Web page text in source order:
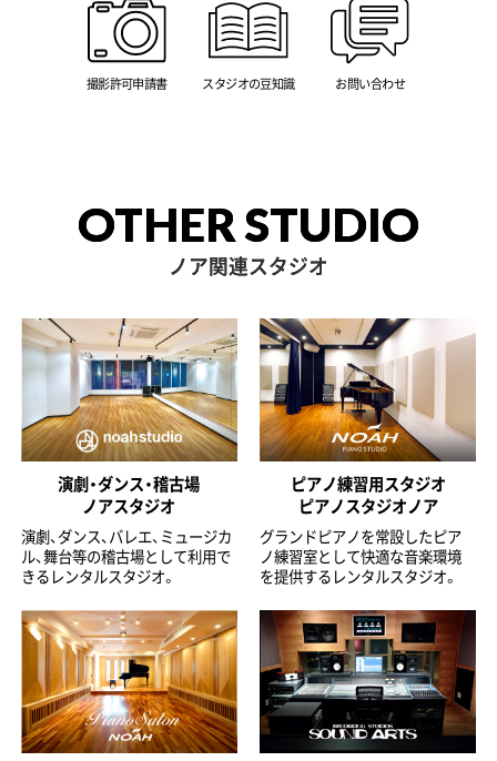
撮影許可申請書 スタジオの豆知識 お問い合わせ
OTHER STUDIO
ノア関連スタジオ
演劇・ダンス・稽古場
ノアスタジオ
演劇、ダンス、バレエ、ミュージカ
ル、舞台等の稽古場として利用で
きるレンタルスタジオ。
ピアノ練習用スタジオ
ピアノスタジオノア
グランドピアノを常設したピア
ノ練習室として快適な音楽環境
を提供するレンタルスタジオ。